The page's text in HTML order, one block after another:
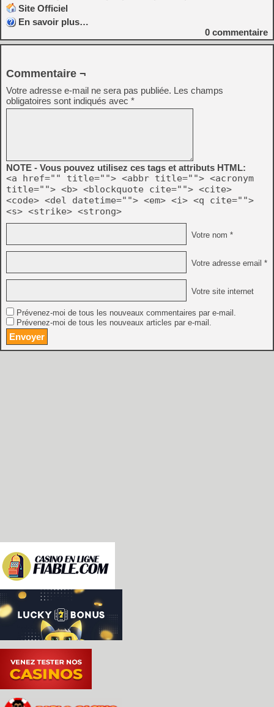
Site Officiel
En savoir plus…
0 commentaire
Commentaire ¬
Votre adresse e-mail ne sera pas publiée. Les champs
obligatoires sont indiqués avec *
NOTE - Vous pouvez utilisez ces tags et attributs HTML:
<a href="" title=""> <abbr title=""> <acronym
title=""> <b> <blockquote cite=""> <cite>
<code> <del datetime=""> <em> <i> <q cite="">
<s> <strike> <strong>
Votre nom *
Votre adresse email *
Votre site internet
Prévenez-moi de tous les nouveaux commentaires par e-mail.
Prévenez-moi de tous les nouveaux articles par e-mail.